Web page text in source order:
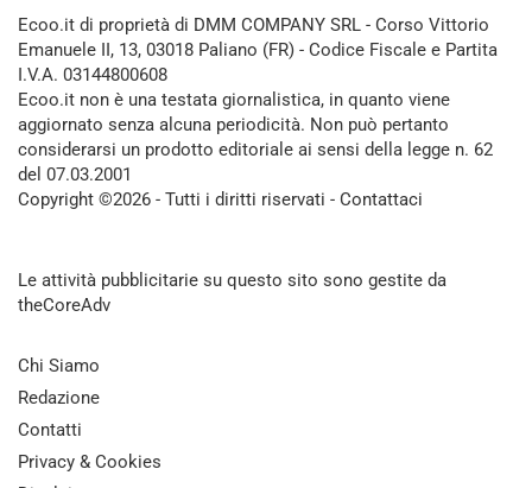
Ecoo.it di proprietà di DMM COMPANY SRL - Corso Vittorio
Emanuele II, 13, 03018 Paliano (FR) - Codice Fiscale e Partita
I.V.A. 03144800608
Ecoo.it non è una testata giornalistica, in quanto viene
aggiornato senza alcuna periodicità. Non può pertanto
considerarsi un prodotto editoriale ai sensi della legge n. 62
del 07.03.2001
Copyright ©2026 - Tutti i diritti riservati - Contattaci
Le attività pubblicitarie su questo sito sono gestite da
theCoreAdv
Chi Siamo
Redazione
Contatti
Privacy & Cookies